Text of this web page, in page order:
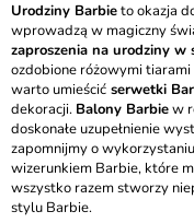
Urodziny Barbieto okazja
wprowadzą w magiczny
zaproszenia na urodziny w
ozdobione różowymi
warto umieścić serwetki
dekoracji. Balony Barbiew
doskonałe uzupełnienie
zapomnijmy o
wizerunkiem Barbie, które
wszystko razem stworzy
stylu Barbie.